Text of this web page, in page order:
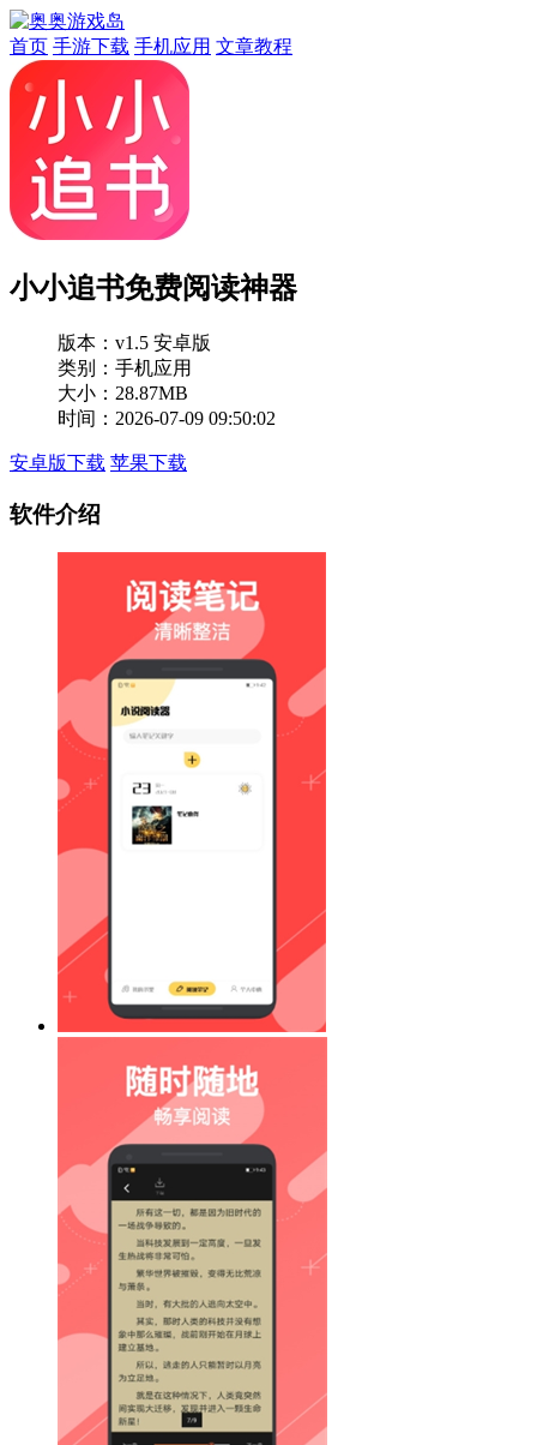
首页 手游下载 手机应用 文章教程
小小追书免费阅读神器
版本： v1.5 安卓版
类别：手机应用
大小：28.87MB
时间：2026-07-09 09:50:02
安卓版下载 苹果下载
软件介绍